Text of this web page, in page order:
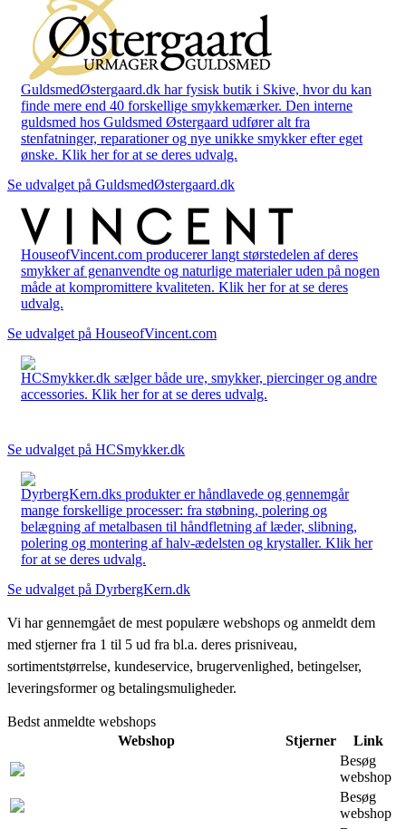
GuldsmedØstergaard.dk har fysisk butik i Skive, hvor du kan
finde mere end 40 forskellige smykkemærker. Den interne
guldsmed hos Guldsmed Østergaard udfører alt fra
stenfatninger, reparationer og nye unikke smykker efter eget
ønske. Klik her for at se deres udvalg.
Se udvalget på GuldsmedØstergaard.dk
HouseofVincent.com producerer langt størstedelen af deres
smykker af genanvendte og naturlige materialer uden på nogen
måde at kompromittere kvaliteten. Klik her for at se deres
udvalg.
Se udvalget på HouseofVincent.com
HCSmykker.dk sælger både ure, smykker, piercinger og andre
accessories. Klik her for at se deres udvalg.
Se udvalget på HCSmykker.dk
DyrbergKern.dks produkter er håndlavede og gennemgår
mange forskellige processer: fra støbning, polering og
belægning af metalbasen til håndfletning af læder, slibning,
polering og montering af halv-ædelsten og krystaller. Klik her
for at se deres udvalg.
Se udvalget på DyrbergKern.dk
Vi har gennemgået de mest populære webshops og anmeldt dem
med stjerner fra 1 til 5 ud fra bl.a. deres prisniveau,
sortimentstørrelse, kundeservice, brugervenlighed, betingelser,
leveringsformer og betalingsmuligheder.
Bedst anmeldte webshops
Webshop
Stjerner
Link
Besøg
webshop
Besøg
webshop